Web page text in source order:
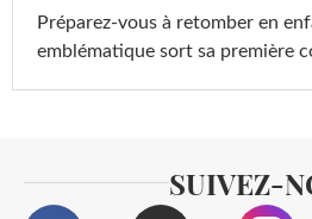
Préparez-vous à retomber en
emblématique sort sa première
SUIVEZ-